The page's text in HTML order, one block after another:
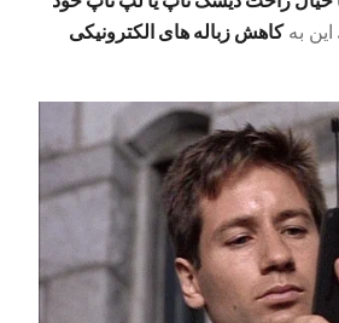
این بهکاهش زباله های الکترونیکی